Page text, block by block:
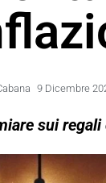
9 Dicembre
sui regali